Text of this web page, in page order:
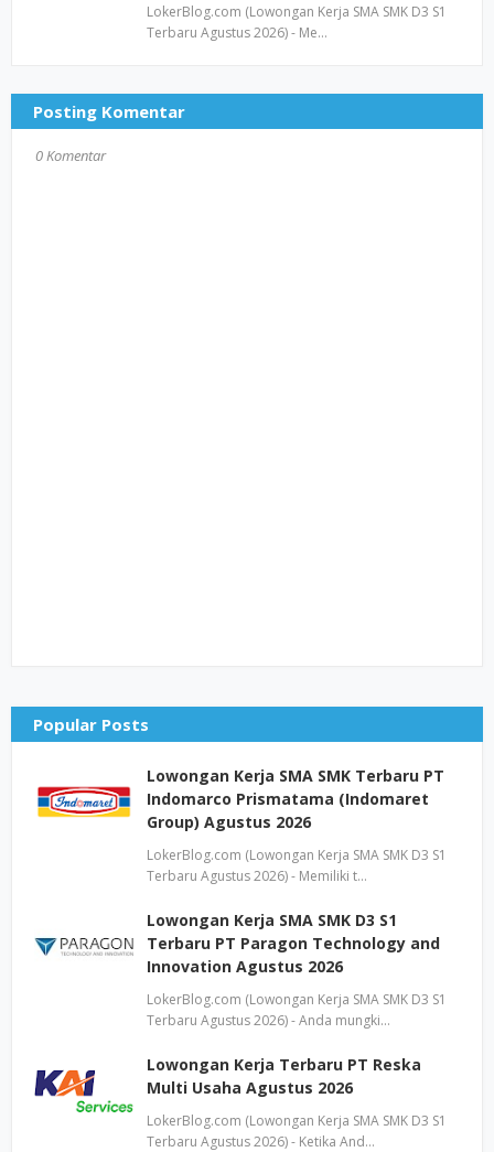
LokerBlog.com (Lowongan Kerja SMA SMK D3 S1
Terbaru Agustus 2026) - Me…
Posting Komentar
0 Komentar
Popular Posts
Lowongan Kerja SMA SMK Terbaru PT
Indomarco Prismatama (Indomaret
Group) Agustus 2026
LokerBlog.com (Lowongan Kerja SMA SMK D3 S1
Terbaru Agustus 2026) - Memiliki t…
Lowongan Kerja SMA SMK D3 S1
Terbaru PT Paragon Technology and
Innovation Agustus 2026
LokerBlog.com (Lowongan Kerja SMA SMK D3 S1
Terbaru Agustus 2026) - Anda mungki…
Lowongan Kerja Terbaru PT Reska
Multi Usaha Agustus 2026
LokerBlog.com (Lowongan Kerja SMA SMK D3 S1
Terbaru Agustus 2026) - Ketika And…